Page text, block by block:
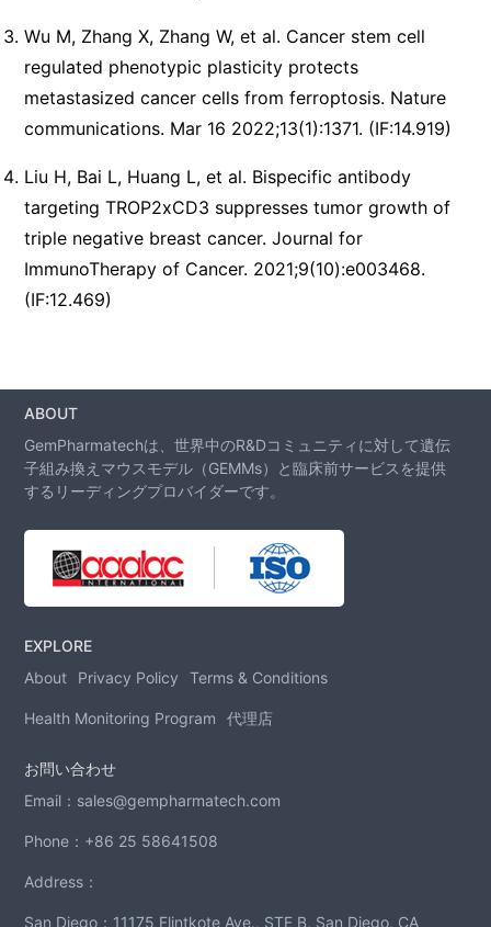
Wu M, Zhang X, Zhang W, et al. Cancer stem cell
regulated phenotypic plasticity protects
metastasized cancer cells from ferroptosis. Nature
communications. Mar 16 2022;13(1):1371. (IF:14.919)
Liu H, Bai L, Huang L, et al. Bispecific antibody
targeting TROP2xCD3 suppresses tumor growth of
triple negative breast cancer. Journal for
ImmunoTherapy of Cancer. 2021;9(10):e003468.
(IF:12.469)
ABOUT
GemPharmatechは、世界中のR&Dコミュニティに対して遺伝
子組み換えマウスモデル（GEMMs）と臨床前サービスを提供
するリーディングプロバイダーです。
EXPLORE
About
Privacy Policy Terms & Conditions
Health Monitoring Program 代理店
お問い合わせ
Email： sales@gempharmatech.com
Phone： +86 25 58641508
Address：
San Diego：11175 Flintkote Ave., STE B, San Diego, CA